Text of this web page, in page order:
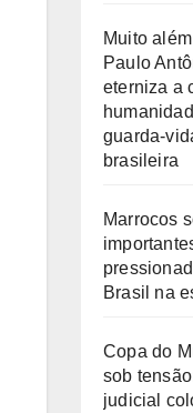
Muito
Paulo
eterniza a
guarda-
brasileira
Marrocos
Brasil na
Copa do
sob
judicial